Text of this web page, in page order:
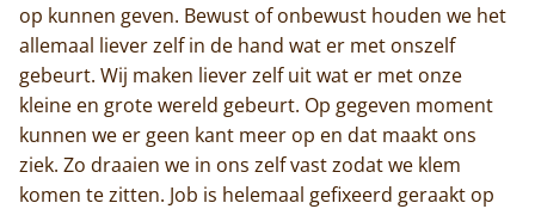
op kunnen geven. Bewust of onbewust houden we het
allemaal liever zelf in de hand wat er met onszelf
gebeurt. Wij maken liever zelf uit wat er met onze
kleine en grote wereld gebeurt. Op gegeven moment
kunnen we er geen kant meer op en dat maakt ons
ziek. Zo draaien we in ons zelf vast zodat we klem
komen te zitten. Job is helemaal gefixeerd geraakt op